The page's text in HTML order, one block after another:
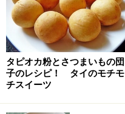
タピオカ粉とさつまいもの団
子のレシピ！ タイのモチモ
チスイーツ